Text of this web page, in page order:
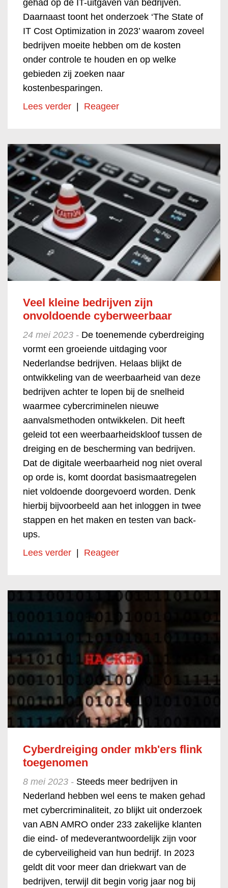
gehad op de IT-uitgaven van bedrijven.
Daarnaast toont het onderzoek ‘The State of
IT Cost Optimization in 2023’ waarom zoveel
bedrijven moeite hebben om de kosten
onder controle te houden en op welke
gebieden zij zoeken naar
kostenbesparingen.
Lees verder | Reageer
Veel kleine bedrijven zijn
onvoldoende cyberweerbaar
24 mei 2023 - De toenemende cyberdreiging
vormt een groeiende uitdaging voor
Nederlandse bedrijven. Helaas blijkt de
ontwikkeling van de weerbaarheid van deze
bedrijven achter te lopen bij de snelheid
waarmee cybercriminelen nieuwe
aanvalsmethoden ontwikkelen. Dit heeft
geleid tot een weerbaarheidskloof tussen de
dreiging en de bescherming van bedrijven.
Dat de digitale weerbaarheid nog niet overal
op orde is, komt doordat basismaatregelen
niet voldoende doorgevoerd worden. Denk
hierbij bijvoorbeeld aan het inloggen in twee
stappen en het maken en testen van back-
ups.
Lees verder
Reageer
Cyberdreiging onder mkb'ers flink
toegenomen
8 mei 2023 - Steeds meer bedrijven in
Nederland hebben wel eens te maken gehad
met cybercriminaliteit, zo blijkt uit onderzoek
van ABN AMRO onder 233 zakelijke klanten
die eind- of medeverantwoordelijk zijn voor
de cyberveiligheid van hun bedrijf. In 2023
geldt dit voor meer dan driekwart van de
bedrijven, terwijl dit begin vorig jaar nog bij